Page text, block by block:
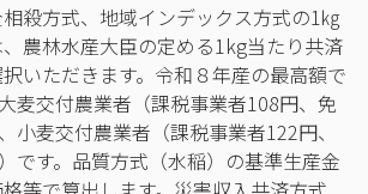
殺方式、地域インデックス方式の1㎏
農林水産大臣の定める1kg当たり共済
いただきます。令和８年産の最高額で
麦交付農業者（課税事業者108円、免
小麦交付農業者（課税事業者122円、
です。品質方式（水稲）の基準生産金